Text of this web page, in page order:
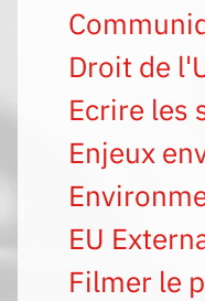
Droit de
Ecrire les
Enjeux
EU
Filmer le